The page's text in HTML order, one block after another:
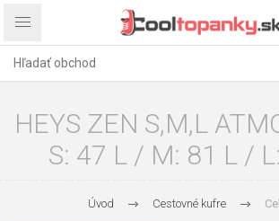
HEYS ZEN S,M,L
S: 47 L / M: 81 L /
Úvod Cestovné kufre